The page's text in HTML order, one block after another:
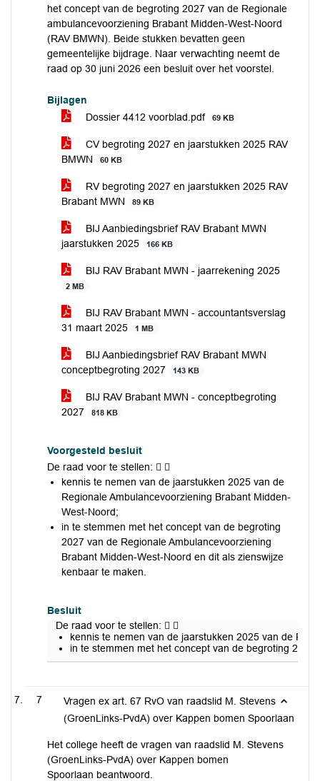
het concept van de begroting 2027 van de Regionale
ambulancevoorziening Brabant Midden-West-Noord
(RAV BMWN). Beide stukken bevatten geen
gemeentelijke bijdrage. Naar verwachting neemt de
raad op 30 juni 2026 een besluit over het voorstel.
Bijlagen
Dossier 4412 voorblad.pdf
69 KB
CV begroting 2027 en jaarstukken 2025 RAV
BMWN
60 KB
RV begroting 2027 en jaarstukken 2025 RAV
Brabant MWN
89 KB
BIJ Aanbiedingsbrief RAV Brabant MWN
jaarstukken 2025
166 KB
BIJ RAV Brabant MWN - jaarrekening 2025
2 MB
BIJ RAV Brabant MWN - accountantsverslag
31 maart 2025
1 MB
BIJ Aanbiedingsbrief RAV Brabant MWN
conceptbegroting 2027
143 KB
BIJ RAV Brabant MWN - conceptbegroting
2027
818 KB
Voorgesteld besluit
De raad voor te stellen:  
kennis te nemen van de jaarstukken 2025 van de
Regionale Ambulancevoorziening Brabant Midden-
West-Noord;
in te stemmen met het concept van de begroting
2027 van de Regionale Ambulancevoorziening
Brabant Midden-West-Noord en dit als zienswijze
kenbaar te maken.
Besluit
De raad voor te stellen:  
kennis te nemen van de jaarstukken 2025 van de
in te stemmen met het concept van de begroting
7
Vragen ex art. 67 RvO van raadslid M. Stevens
(GroenLinks-PvdA) over Kappen bomen Spoorlaan
Het college heeft de vragen van raadslid M. Stevens
(GroenLinks-PvdA) over Kappen bomen
Spoorlaan beantwoord.